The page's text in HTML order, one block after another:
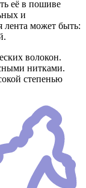
её в пошиве
и
лента может быть:
волокон.
нитками.
степенью